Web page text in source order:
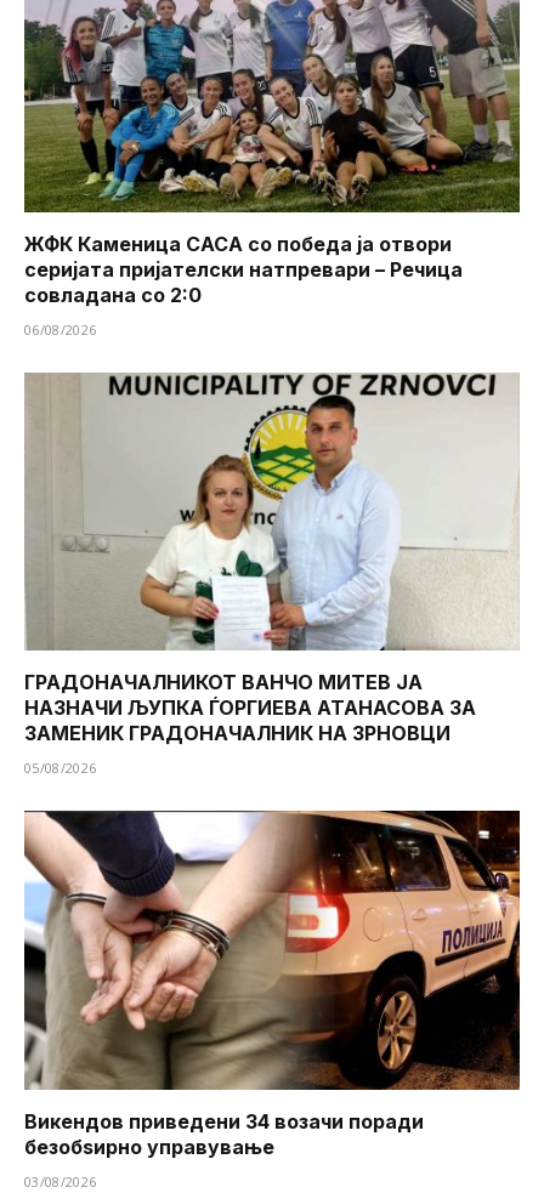
ЖФК Каменица САСА со победа ја отвори
серијата пријателски натпревари – Речица
совладана со 2:0
06/08/2026
ГРАДОНАЧАЛНИКОТ ВАНЧО МИТЕВ ЈА
НАЗНАЧИ ЉУПКА ЃОРГИЕВА АТАНАСОВА ЗА
ЗАМЕНИК ГРАДОНАЧАЛНИК НА ЗРНОВЦИ
05/08/2026
Викендов приведени 34 возачи поради
безобѕирно управување
03/08/2026